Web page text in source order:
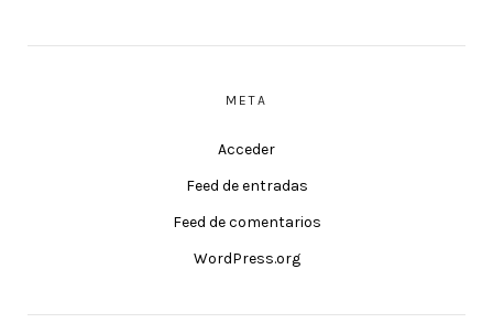
META
Acceder
Feed de entradas
Feed de comentarios
WordPress.org